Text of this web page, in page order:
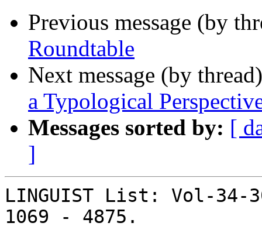
Previous message (by
Roundtable
Next message (by
a Typological
Messages sorted by: [
]
LINGUIST List: Vol-34-
1069 - 4875.